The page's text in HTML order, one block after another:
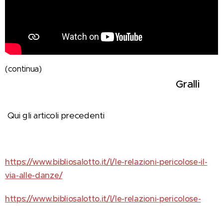
(continua)
Gralli
Qui gli articoli precedenti
https://www.bibliosalotto.it/l/le-relazioni-pericolose-il-
via-alle-danze/
https://www.bibliosalotto.it/l/le-relazioni-pericolose-